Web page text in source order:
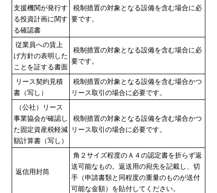
支援機関が発行す
る投資計画に関す
る確認書
税制措置の対象となる設備を含む場合に必
要です。
従業員への賃上
げ方針の表明した
ことを証する書面
税制措置の対象となる設備を含む場合に必
要です。
リース契約見積
書（写し）
税制措置の対象となる設備を含む場合かつ
リース取引の場合に必要です。
（公社）リース
事業協会が確認し
た固定資産税軽減
額計算書（写し）
税制措置の対象となる設備を含む場合かつ
リース取引の場合に必要です。
返信用封筒
角２サイズ程度のＡ４の認定書を折らず返
送可能なもの。返送用の宛先を記載し、切
手（申請書類と同程度の重量のものが送付
可能な金額）を貼付してください。